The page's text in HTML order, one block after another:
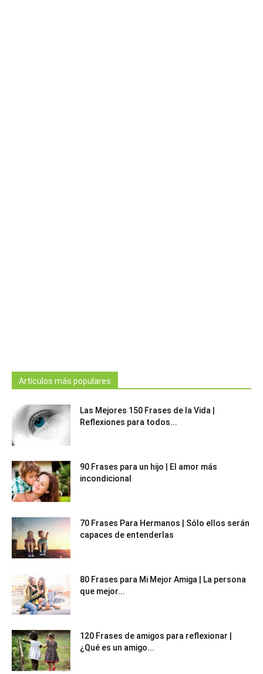
Artículos más populares
Las Mejores 150 Frases de la Vida |
Reflexiones para todos...
90 Frases para un hijo | El amor más
incondicional
70 Frases Para Hermanos | Sólo ellos serán
capaces de entenderlas
80 Frases para Mi Mejor Amiga | La persona
que mejor...
120 Frases de amigos para reflexionar |
¿Qué es un amigo...